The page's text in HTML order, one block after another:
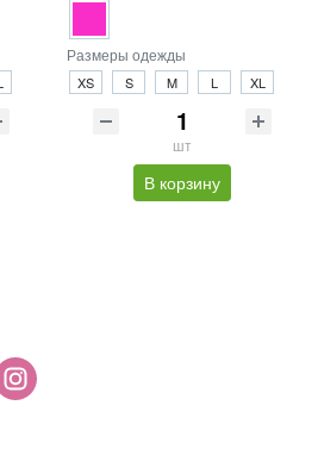
Размеры одежды
XS S M L XL
шт
В корзину